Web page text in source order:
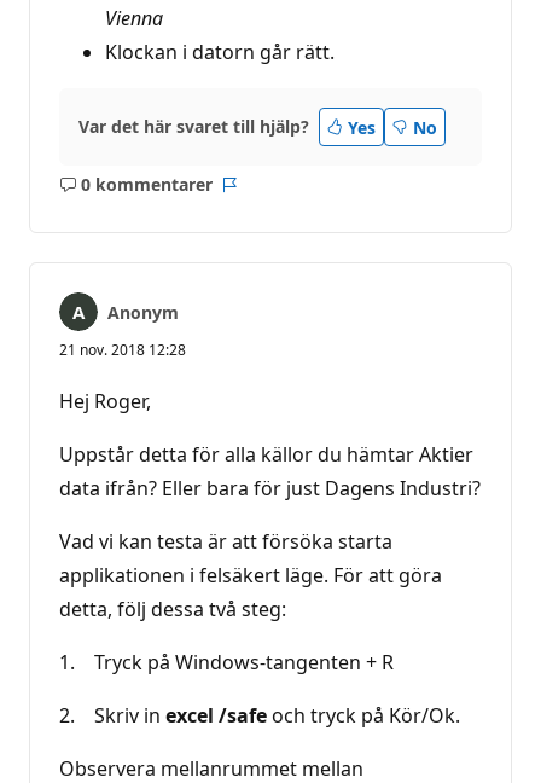
Vienna
Klockan i datorn går rätt.
Var det här svaret till hjälp? Yes No
0 kommentarer
Inga
Rapport
Anonym
21 nov. 2018 12:28
Hej Roger,
Uppstår detta för alla källor du hämtar Aktier
data ifrån? Eller bara för just Dagens Industri?
Vad vi kan testa är att försöka starta
applikationen i felsäkert läge. För att göra
detta, följ dessa två steg:
1. Tryck på Windows-tangenten + R
2. Skriv in excel /safeoch tryck på Kör/Ok.
Observera mellanrummet mellan